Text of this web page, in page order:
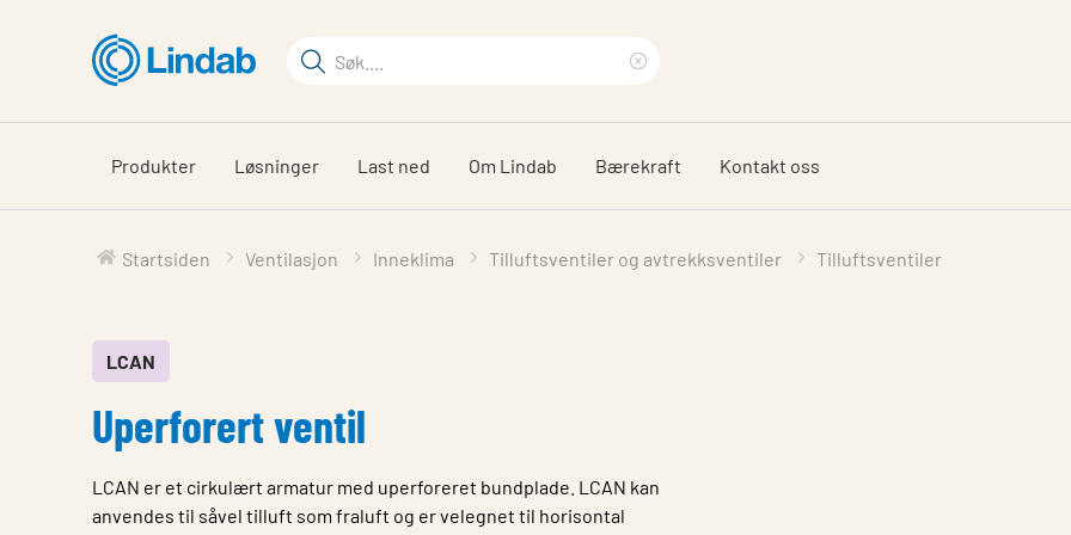
hovedinnhold
Søkeord
på
siden
search
phrase
Produkter Løsninger Last ned Om Lindab Bærekraft Kontakt oss
Startsiden Ventilasjon Inneklima Tilluftsventiler og avtrekksventiler Tilluftsventiler
LCAN
Uperforert ventil
LCAN er et cirkulært armatur med uperforeret bundplade. LCAN kan
anvendes til såvel tilluft som fraluft og er velegnet til horisontal